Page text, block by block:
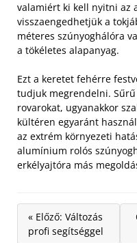
valamiért ki kell nyitni az
visszaengedhetjük a
méteres szúnyoghálóra
a tökéletes alapanyag.
Ezt a keretet fehérre
tudjuk megrendelni.
rovarokat, ugyanakkor
kültéren egyaránt
az extrém környezeti
alumínium rolós
erkélyajtóra más
« Előző: Változás
profi segítséggel